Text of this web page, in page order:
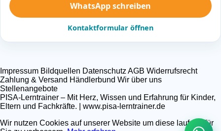
WhatsApp schreiben
Kontaktformular öffnen
Impressum Bildquellen Datenschutz AGB Widerrufsrecht
Zahlung & Versand Händlerbund Wir über uns
Stellenangebote
PISA-Lerntrainer – Mit Herz, Wissen und Erfahrung für Kinder,
Eltern und Fachkräfte. | www.pisa-lerntrainer.de
Wir nutzen Cookies auf unserer Website um diese laufend für